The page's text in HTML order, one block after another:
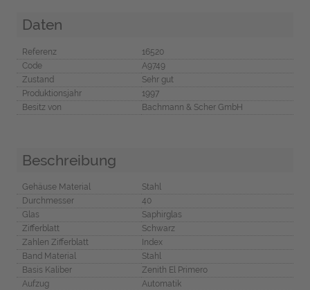
Daten
Referenz
16520
Code
A9749
Zustand
Sehr gut
Produktionsjahr
1997
Besitz von
Bachmann & Scher GmbH
Beschreibung
Gehäuse Material
Stahl
Durchmesser
40
Glas
Saphirglas
Zifferblatt
Schwarz
Zahlen Zifferblatt
Index
Band Material
Stahl
Basis Kaliber
Zenith El Primero
Aufzug
Automatik